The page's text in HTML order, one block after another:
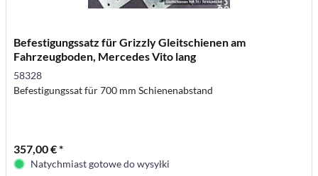
Befestigungssatz für Grizzly Gleitschienen am
Fahrzeugboden, Mercedes Vito lang
58328
Befestigungssat für 700 mm Schienenabstand
357,00 € *
Natychmiast gotowe do wysyłki